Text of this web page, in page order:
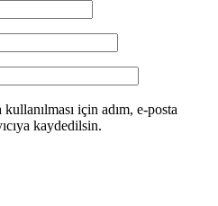
için adım, e-posta
kaydedilsin.